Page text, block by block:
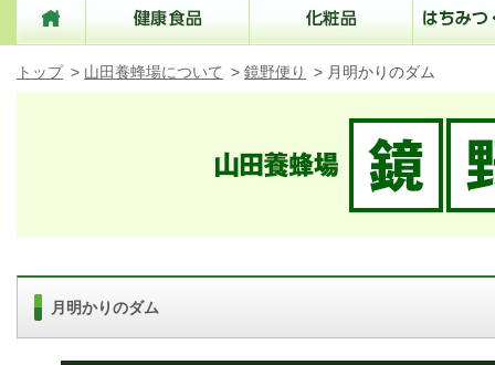
トップ > 山田養蜂場について > 鏡野便り > 月明かりのダム
月明かりのダム